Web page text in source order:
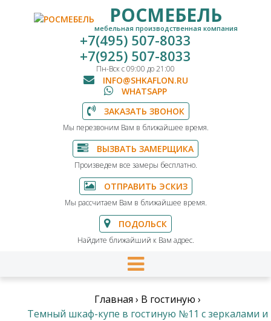
РОСМЕБЕЛЬ
мебельная производственная компания
+7(495) 507-8033
+7(925) 507-8033
Пн-Вск с 09:00 до 21:00
INFO@SHKAFLON.RU
WHATSAPP
ЗАКАЗАТЬ ЗВОНОК
Мы перезвоним Вам в ближайшее время.
ВЫЗВАТЬ ЗАМЕРЩИКА
Произведем все замеры бесплатно.
ОТПРАВИТЬ ЭСКИЗ
Мы рассчитаем Вам в ближайшее время.
ПОДОЛЬСК
Найдите ближайший к Вам адрес.
Главная › В гостиную ›
Темный шкаф-купе в гостиную №11 с зеркалами и